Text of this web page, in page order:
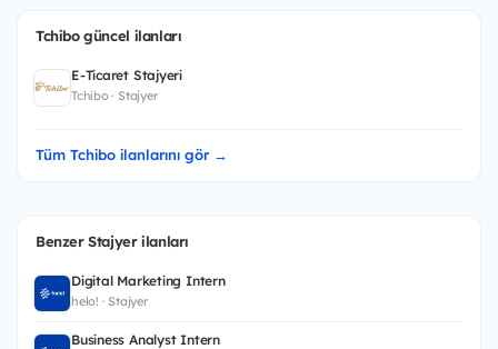
Tchibo güncel ilanları
E-Ticaret Stajyeri
Tchibo · Stajyer
Tüm Tchibo ilanlarını gör →
Benzer Stajyer ilanları
Digital Marketing Intern
helo! · Stajyer
Business Analyst Intern